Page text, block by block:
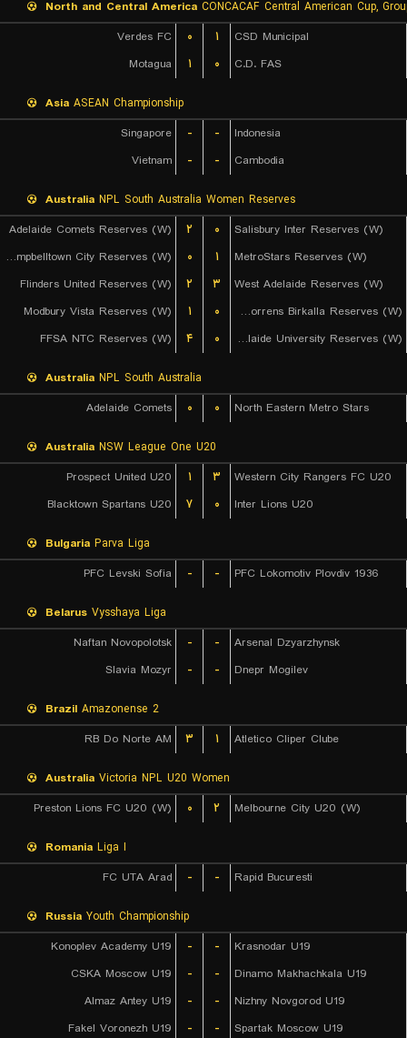
North and Central America CONCACAF Central American Cup,
Verdes FC
۰ ۱
CSD Municipal
Motagua
۱ ۰ C.D. FAS
Asia ASEAN Championship
Singapore
- -
Indonesia
Vietnam
- - Cambodia
Australia NPL South Australia Women Reserves
Adelaide Comets Reserves (W)
۲ ۰
Salisbury Inter Reserves (W)
Campbelltown City Reserves (W)
۰ ۱
MetroStars Reserves (W)
Flinders United Reserves (W)
۲ ۳
West Adelaide Reserves (W)
Modbury Vista Reserves (W)
۱ ۰
West Torrens Birkalla Reserves (W)
FFSA NTC Reserves (W)
۴ ۰ Adelaide University Reserves (W)
Australia NPL South Australia
Adelaide Comets
۰ ۰ North Eastern Metro Stars
Australia NSW League One U20
Prospect United U20
۱ ۳
Western City Rangers FC U20
Blacktown Spartans U20
۷ ۰ Inter Lions U20
Bulgaria Parva Liga
PFC Levski Sofia
- - PFC Lokomotiv Plovdiv 1936
Belarus Vysshaya Liga
Naftan Novopolotsk
- -
Arsenal Dzyarzhynsk
Slavia Mozyr
- - Dnepr Mogilev
Brazil Amazonense 2
RB Do Norte AM
۳ ۱ Atletico Cliper Clube
Australia Victoria NPL U20 Women
Preston Lions FC U20 (W)
۰ ۲ Melbourne City U20 (W)
Romania Liga I
FC UTA Arad
- - Rapid Bucuresti
Russia Youth Championship
Konoplev Academy U19
- -
Krasnodar U19
CSKA Moscow U19
- -
Dinamo Makhachkala U19
Almaz Antey U19
- -
Nizhny Novgorod U19
Fakel Voronezh U19
- -
Spartak Moscow U19